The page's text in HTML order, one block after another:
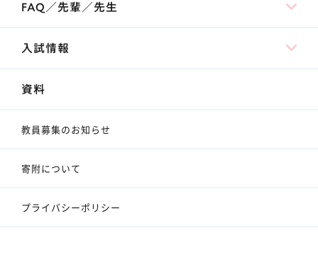
FAQ／先輩／先生
入試情報
資料
教員募集のお知らせ
寄附について
プライバシーポリシー